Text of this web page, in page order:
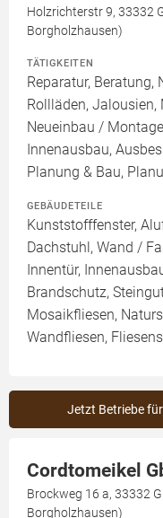
Holzrichterstr 9, 33332
Borgholzhausen)
TÄTIGKEITEN
Reparatur, Beratung,
Rollläden,
Neueinbau /
Innenausbau,
Planung & Bau,
GEBÄUDETEILE
Kunststofffenster,
Dachstuhl, Wand /
Innentür,
Brandschutz,
Mosaikfliesen,
Wandfliesen,
Jetzt Betriebe
Cordtomeikel
Brockweg 16 a, 33332
Borgholzhausen)